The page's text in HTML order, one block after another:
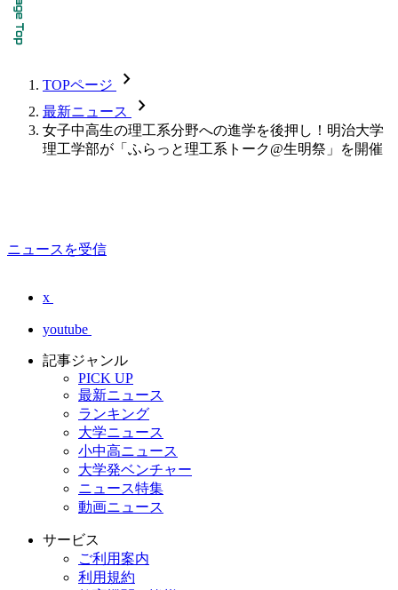
TOPページ chevron_forward
最新ニュース chevron_forward
女子中高生の理工系分野への進学を後押し！明治大学
理工学部が「ふらっと理工系トーク@生明祭」を開催
ニュースを受信
x
youtube
記事ジャンル
PICK UP
最新ニュース
ランキング
大学ニュース
小中高ニュース
大学発ベンチャー
ニュース特集
動画ニュース
サービス
ご利用案内
利用規約